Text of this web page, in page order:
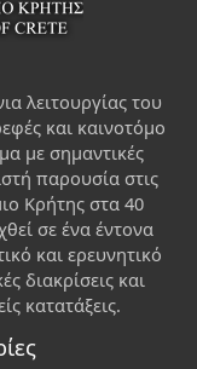
λειτουργίας του
και καινοτόμο
με σημαντικές
παρουσία στις
Κρήτης στα 40
σε ένα έντονα
και ερευνητικό
διακρίσεις και
κατατάξεις.